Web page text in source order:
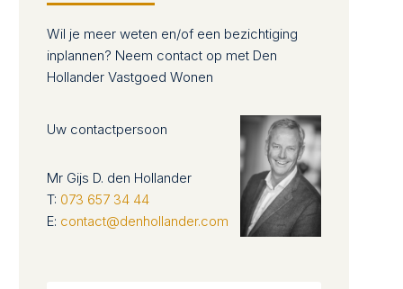
Wil je meer weten en/of een bezichtiging
inplannen? Neem contact op met Den
Hollander Vastgoed Wonen
Uw contactpersoon
Mr Gijs D. den Hollander
T: 073 657 34 44
E: contact@denhollander.com